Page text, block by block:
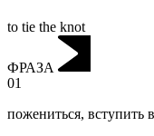
to tie the knot
ФРАЗА
01
пожениться, вступить